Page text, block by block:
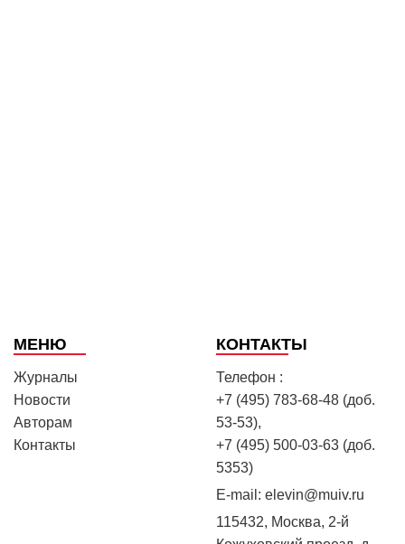
МЕНЮ
Журналы
Новости
Авторам
Контакты
КОНТАКТЫ
Телефон :
+7 (495) 783-68-48 (доб.
53-53),
+7 (495) 500-03-63 (доб.
5353)
E-mail: elevin@muiv.ru
115432, Москва, 2-й